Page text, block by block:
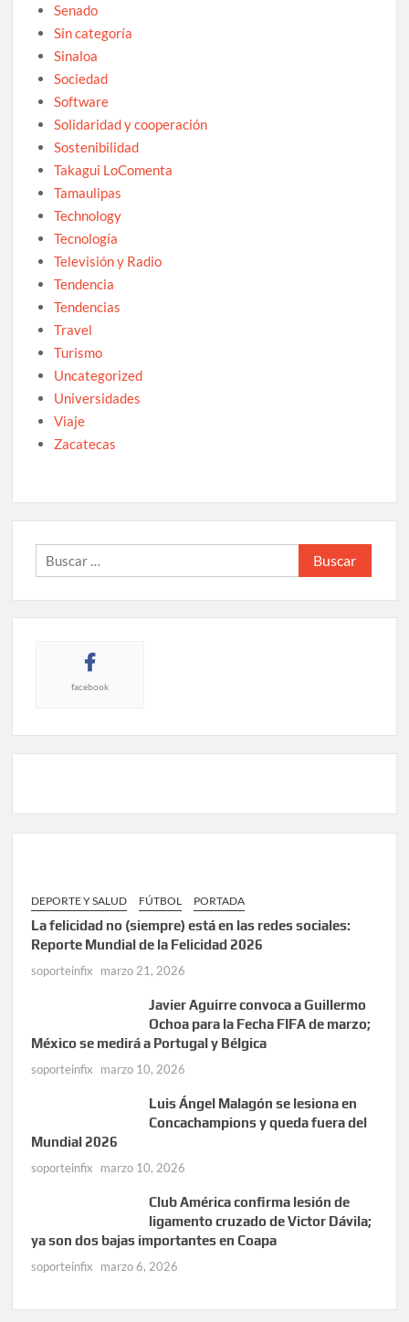
Senado
Sin categoría
Sinaloa
Sociedad
Software
Solidaridad y cooperación
Sostenibilidad
Takagui LoComenta
Tamaulipas
Technology
Tecnología
Televisión y Radio
Tendencia
Tendencias
Travel
Turismo
Uncategorized
Universidades
Viaje
Zacatecas
Buscar:
facebook
DEPORTE Y SALUD FÚTBOL PORTADA
La felicidad no (siempre) está en las redes sociales:
Reporte Mundial de la Felicidad 2026
soporteinfix marzo 21, 2026
Javier Aguirre convoca a Guillermo
Ochoa para la Fecha FIFA de marzo;
México se medirá a Portugal y Bélgica
soporteinfix marzo 10, 2026
Luis Ángel Malagón se lesiona en
Concachampions y queda fuera del
Mundial 2026
soporteinfix marzo 10, 2026
Club América confirma lesión de
ligamento cruzado de Victor Dávila;
ya son dos bajas importantes en Coapa
soporteinfix marzo 6, 2026